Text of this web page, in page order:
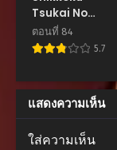
สิงหาคม 21, 2025
ตอนที่ 162
สิงหาคม 21, 2025
ตอนที่ 161
สิงหาคม 21, 2025
ตอนที่ 160
Tsukai No
Saikyou
Yuusha :
Saikyou No
Mamono To
ตอนที่ 84
5.7
แสดงความเห็น
ใส่ความเห็น